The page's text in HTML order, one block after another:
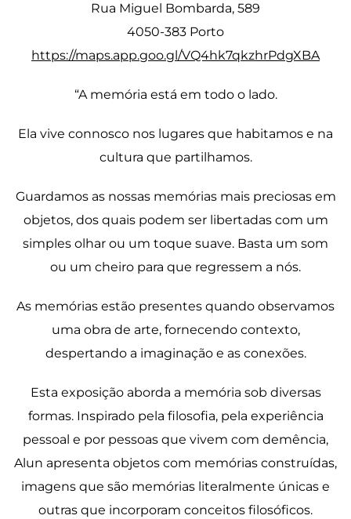
Rua Miguel Bombarda, 589
4050-383 Porto
https://maps.app.goo.gl/VQ4hk7qkzhrPdgXBA
“A memória está em todo o lado.
Ela vive connosco nos lugares que habitamos e na
cultura que partilhamos.
Guardamos as nossas memórias mais preciosas em
objetos, dos quais podem ser libertadas com um
simples olhar ou um toque suave. Basta um som
ou um cheiro para que regressem a nós.
As memórias estão presentes quando observamos
uma obra de arte, fornecendo contexto,
despertando a imaginação e as conexões.
Esta exposição aborda a memória sob diversas
formas. Inspirado pela filosofia, pela experiência
pessoal e por pessoas que vivem com demência,
Alun apresenta objetos com memórias construídas,
imagens que são memórias literalmente únicas e
outras que incorporam conceitos filosóficos.